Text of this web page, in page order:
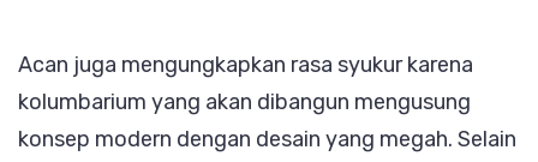
Acan juga mengungkapkan rasa syukur karena
kolumbarium yang akan dibangun mengusung
konsep modern dengan desain yang megah. Selain